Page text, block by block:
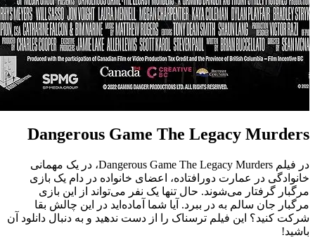
Dangerous Game The Legacy Murders
در فیلم Dangerous Game The Legacy Murders، در یک مهمانی
خانوادگی در عمارت دورافتاده، اعضای خانواده در دام یک بازی
مرگبار گرفتار می‌شوند. حال تنها یک نفر می‌تواند از این بازی
مرگبار جان سالم به در ببرد. آیا شما آماده‌اید در این چالش بقا
شرکت کنید؟ این فیلم ترسناک را از دست ندهید و به دنبال دانلود آن
باشید!